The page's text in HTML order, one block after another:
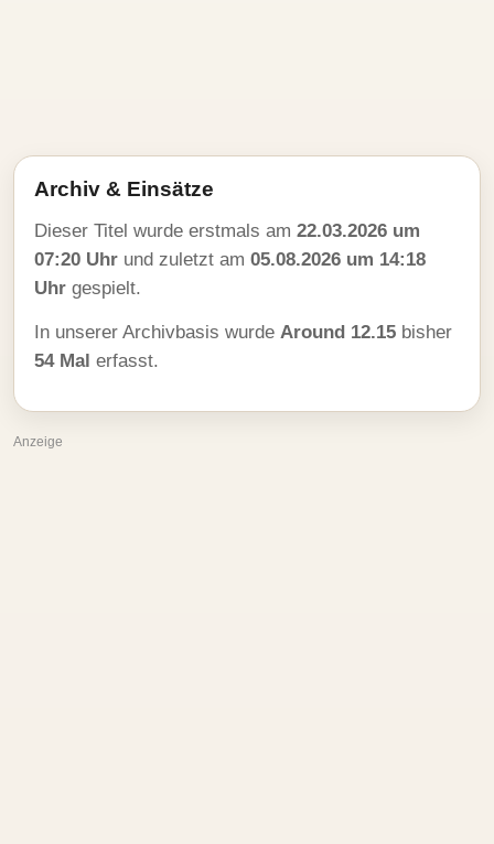
Archiv & Einsätze
Dieser Titel wurde erstmals am 22.03.2026 um
07:20 Uhr und zuletzt am 05.08.2026 um 14:18
Uhr gespielt.
In unserer Archivbasis wurde Around 12.15 bisher
54 Mal erfasst.
Anzeige